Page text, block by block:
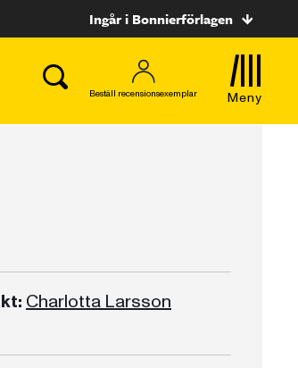
Ingår i Bonnierförlagen
Beställ recensionsexemplar Meny
Charlotta Larsson